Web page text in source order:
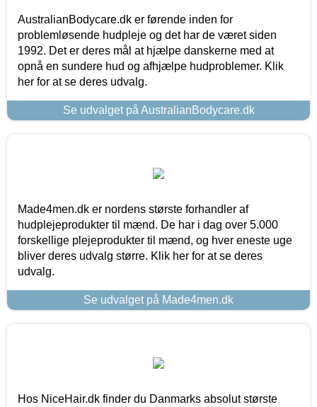
AustralianBodycare.dk er førende inden for
problemløsende hudpleje og det har de været siden
1992. Det er deres mål at hjælpe danskerne med at
opnå en sundere hud og afhjælpe hudproblemer. Klik
her for at se deres udvalg.
Se udvalget på AustralianBodycare.dk
Made4men.dk er nordens største forhandler af
hudplejeprodukter til mænd. De har i dag over 5.000
forskellige plejeprodukter til mænd, og hver eneste uge
bliver deres udvalg større. Klik her for at se deres
udvalg.
Se udvalget på Made4men.dk
Hos NiceHair.dk finder du Danmarks absolut største